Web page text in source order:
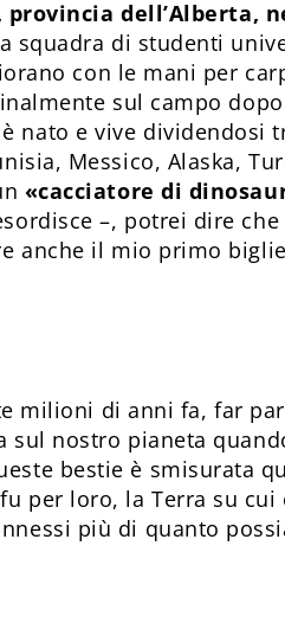
provincia dell’Alberta,
squadra di studenti
con le mani per
sul campo
nato e vive dividendosi
Messico, Alaska,
«cacciatore di
–, potrei dire
anche il mio primo
milioni di anni fa, far
sul nostro pianeta
bestie è smisurata
per loro, la Terra su cui
più di quanto